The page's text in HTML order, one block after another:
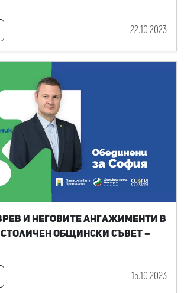
22.10.2023
и неговите ангажименти в
общински съвет –
15.10.2023